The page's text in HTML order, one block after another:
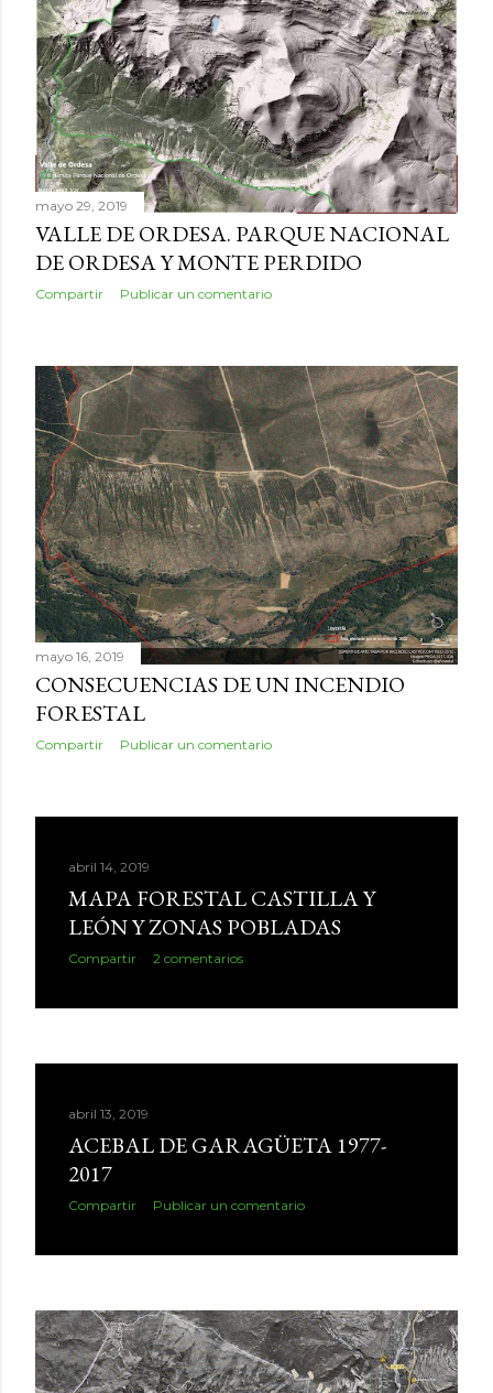
mayo 29, 2019
VALLE DE ORDESA. PARQUE NACIONAL
DE ORDESA Y MONTE PERDIDO
Compartir Publicar un comentario
mayo 16, 2019
CONSECUENCIAS DE UN INCENDIO
FORESTAL
Compartir Publicar un comentario
abril 14, 2019
MAPA FORESTAL CASTILLA Y
LEÓN Y ZONAS POBLADAS
Compartir 2 comentarios
abril 13, 2019
ACEBAL DE GARAGÜETA 1977-
2017
Compartir Publicar un comentario